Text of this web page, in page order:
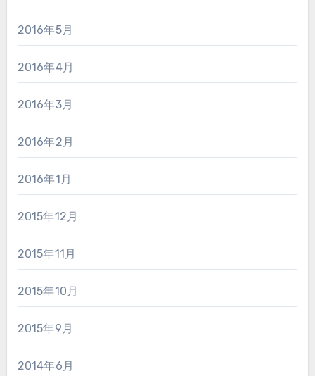
2016年5月
2016年4月
2016年3月
2016年2月
2016年1月
2015年12月
2015年11月
2015年10月
2015年9月
2014年6月